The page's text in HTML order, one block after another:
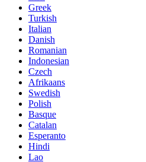
Greek
Turkish
Italian
Danish
Romanian
Indonesian
Czech
Afrikaans
Swedish
Polish
Basque
Catalan
Esperanto
Hindi
Lao